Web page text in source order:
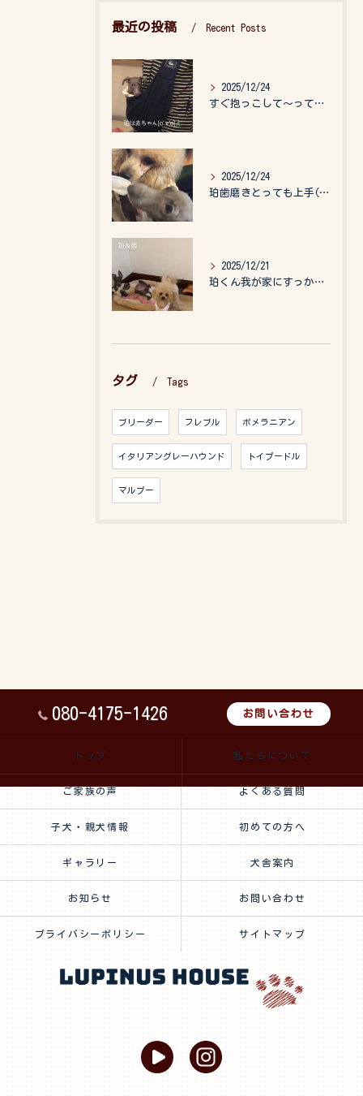
最近の投稿 Recent Posts
2025/12/24
すぐ抱っこして〜って言うので、抱っこ紐に入れてゆらゆら☺️
2025/12/24
珀歯磨きとっても上手(о´∀`о)
2025/12/21
珀くん我が家にすっかりなれて、キッズのお世話もしてくれて、今...
タグ Tags
ブリーダー フレブル ポメラニアン
イタリアングレーハウンド トイプードル
マルプー
080-4175-1426 お問い合わせ
トップ 私たちについて
ご家族の声 よくある質問
子犬・親犬情報 初めての方へ
ギャラリー 犬舎案内
お知らせ お問い合わせ
プライバシーポリシー サイトマップ